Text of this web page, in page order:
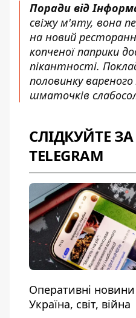
Поради від
свіжу м'яту, вона
на новий
копченої паприки
пікантності.
половинку
шматочків
СЛІДКУЙТЕ
TELEGRAM
Оперативні
Україна, світ, війна